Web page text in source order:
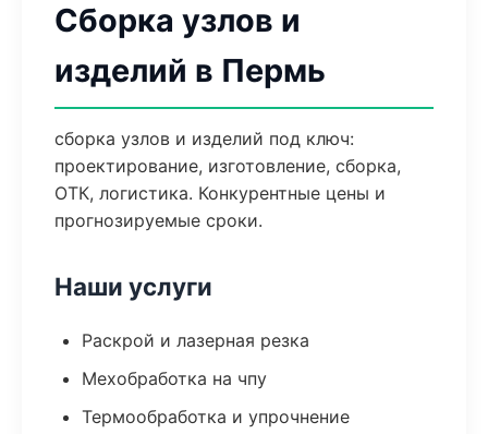
Сборка узлов и
изделий в Пермь
сборка узлов и изделий под ключ:
проектирование, изготовление, сборка,
ОТК, логистика. Конкурентные цены и
прогнозируемые сроки.
Наши услуги
Раскрой и лазерная резка
Мехобработка на чпу
Термообработка и упрочнение